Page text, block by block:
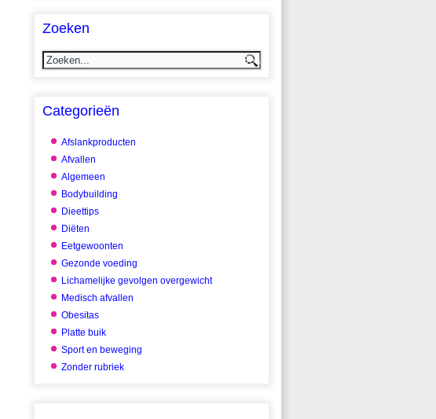
Zoeken
Categorieën
Afslankproducten
Afvallen
Algemeen
Bodybuilding
Dieettips
Diëten
Eetgewoonten
Gezonde voeding
Lichamelijke gevolgen overgewicht
Medisch afvallen
Obesitas
Platte buik
Sport en beweging
Zonder rubriek